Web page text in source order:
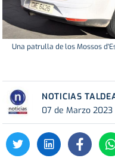
Una patrulla de los Mossos
NOTICIAS
07 de Marzo 2023